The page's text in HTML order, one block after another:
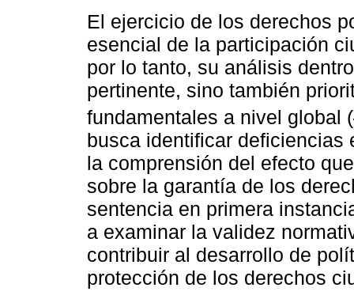
El ejercicio de los derechos
esencial de la participación
por lo tanto, su análisis
pertinente, sino también
fundamentales a nivel global (
busca identificar deficiencias
la comprensión del efecto
sobre la garantía de los
sentencia en primera
a examinar la validez
contribuir al desarrollo de
protección de los derechos